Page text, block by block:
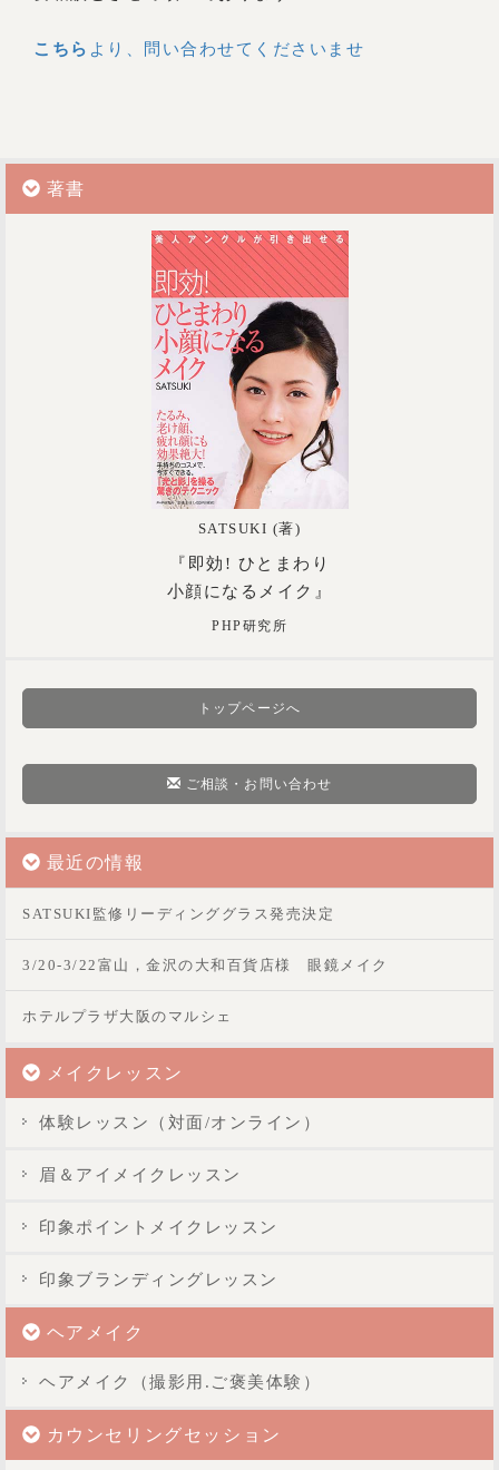
こちら より、問い合わせてくださいませ
著書
SATSUKI (著)
『即効! ひとまわり
小顔になるメイク』
PHP研究所
トップページへ
ご相談・お問い合わせ
最近の情報
SATSUKI監修リーディンググラス発売決定
3/20-3/22富山，金沢の大和百貨店様 眼鏡メイク
ホテルプラザ大阪のマルシェ
メイクレッスン
体験レッスン（対面/オンライン）
眉＆アイメイクレッスン
印象ポイントメイクレッスン
印象ブランディングレッスン
ヘアメイク
ヘアメイク（撮影用.ご褒美体験）
カウンセリングセッション